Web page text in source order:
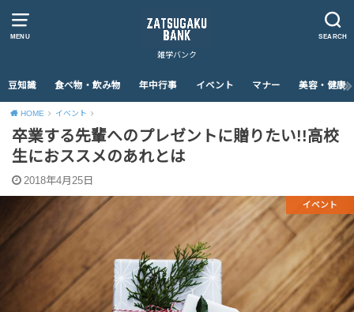
MENU SEARCH
雑学バンク
豆知識 食べ物・飲み物 年中行事 イベント マナー 美容・健康
HOME イベント
卒業する先輩へのプレゼントに贈りたい!!高校
生におススメのあれとは
2018年4月25日
イベント